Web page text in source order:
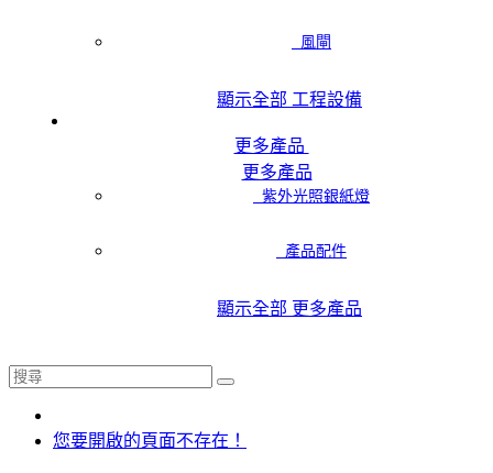
風閘
顯示全部 工程設備
更多產品
更多產品
紫外光照銀紙燈
產品配件
顯示全部 更多產品
您要開啟的頁面不存在！